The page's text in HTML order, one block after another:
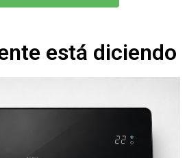
está diciendo